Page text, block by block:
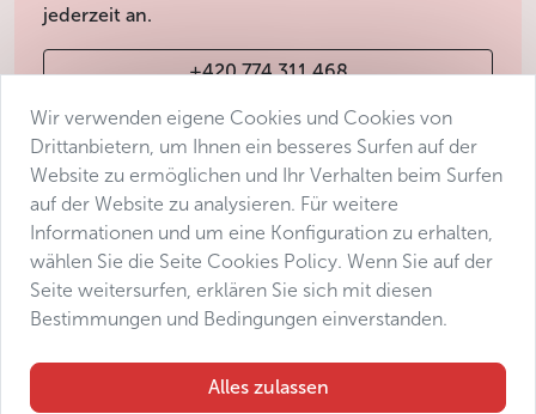
jederzeit an.
+420 774 311 468
info@avantgarde-prague.cz
Geschäftsbedingungen
Datenschutz
Barrierefreiheitserklärung
Manage consent
Wir verwenden eigene Cookies und Cookies von
Drittanbietern, um Ihnen ein besseres Surfen auf der
Website zu ermöglichen und Ihr Verhalten beim Surfen
auf der Website zu analysieren. Für weitere
Informationen und um eine Konfiguration zu erhalten,
wählen Sie die Seite Cookies Policy. Wenn Sie auf der
Seite weitersurfen, erklären Sie sich mit diesen
Bestimmungen und Bedingungen einverstanden.
Alles zulassen